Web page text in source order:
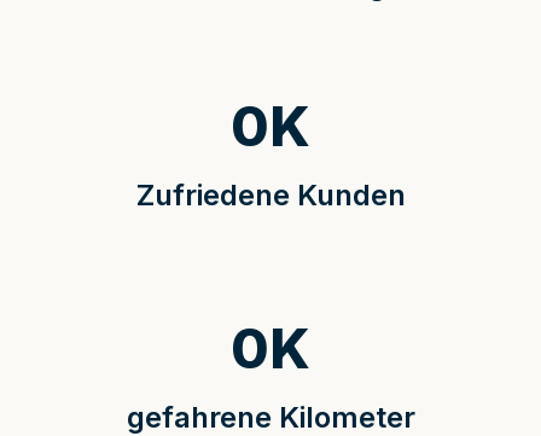
Zufriedene Kunden
0K
gefahrene Kilometer
0K